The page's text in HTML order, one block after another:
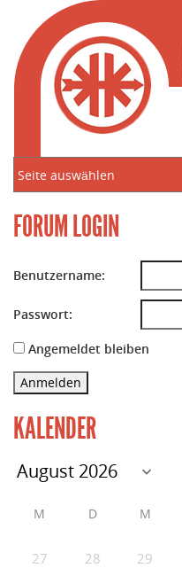
FORUM LOGIN
Benutzername:
Passwort:
Angemeldet bleiben
Anmelden
KALENDER
M D M
27 28 29